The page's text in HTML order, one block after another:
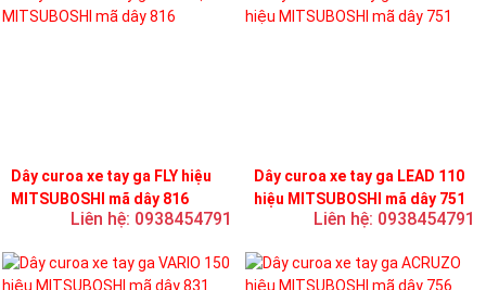
Dây curoa xe tay ga FLY hiệu
MITSUBOSHI mã dây 816
Liên hệ: 0938454791
Dây curoa xe tay ga LEAD 110
hiệu MITSUBOSHI mã dây 751
Liên hệ: 0938454791